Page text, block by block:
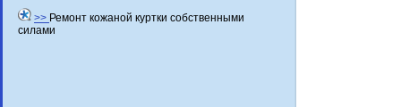
>> Ремонт кожаной куртки собственными
силами